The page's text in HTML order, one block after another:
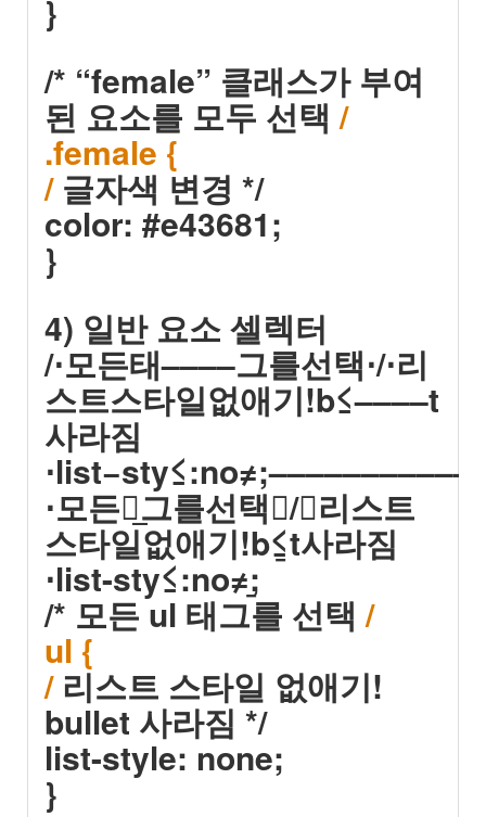
}
/* “female” 클래스가 부여
된 요소를 모두 선택 /
.female {
/글자색 변경 */
color: #e43681;
}
4) 일반 요소 셀렉터
/⋅모든태––––그를선택⋅/⋅리
스트스타일없애기!b≤––––t
사라짐
⋅모든태̲그를선택⋅/⋅리스트
스타일없애기!b≤̲t사라짐
⋅list-sty≤:no≠;̲
/* 모든 ul 태그를 선택 /
ul {
/리스트 스타일 없애기!
bullet 사라짐 */
list-style: none;
}